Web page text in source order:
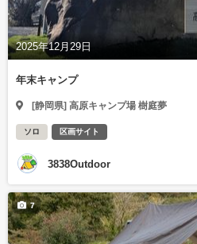
2025年12月29日
年末キャンプ
[静岡県] 高原キャンプ場 樹庭夢
ソロ 区画サイト
3838Outdoor
7